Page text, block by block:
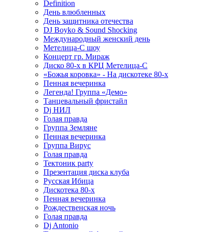
Definition
День влюбленных
День защитника отечества
DJ Boyko & Sound Shocking
Международный женский день
Метелица-С шоу
Концерт гр. Мираж
Диско 80-х в КРЦ Метелица-С
«Божья коровка» - На дискотеке 80-х
Пенная вечеринка
Легенда! Группа «Демо»
Танцевальный фристайл
Dj НИЛ
Голая правда
Группа Земляне
Пенная вечеринка
Группа Вирус
Голая правда
Тектоник party
Презентация диска клуба
Русская Ибица
Дискотека 80-х
Пенная вечеринка
Рождественская ночь
Голая правда
Dj Antonio